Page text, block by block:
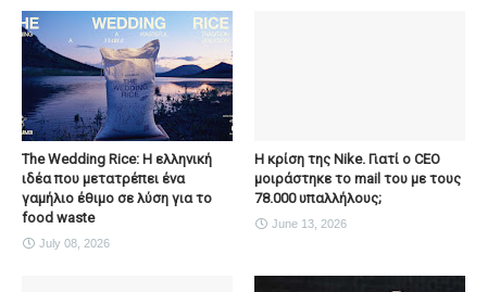
The Wedding Rice: Η ελληνική
ιδέα που μετατρέπει ένα
γαμήλιο έθιμο σε λύση για το
food waste
July 08, 2026
Η κρίση της Nike. Γιατί ο CEO
μοιράστηκε το mail του με τους
78.000 υπαλλήλους;
June 13, 2026